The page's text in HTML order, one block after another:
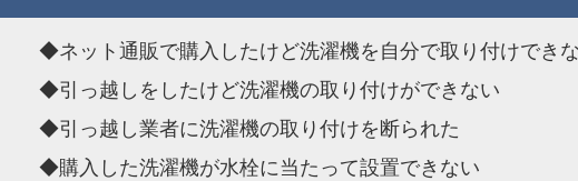
◆ネット通販で購入したけど洗濯機を自分で取り付けでき
◆引っ越しをしたけど洗濯機の取り付けができない
◆引っ越し業者に洗濯機の取り付けを断られた
◆購入した洗濯機が水栓に当たって設置できない